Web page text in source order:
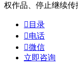
权作品、停止继续传
 目录
电话
微信
立即咨询